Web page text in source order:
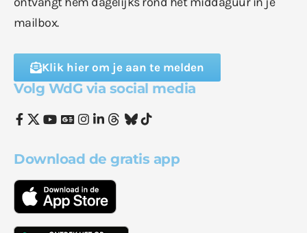
mailbox.
Klik hier om je aan te melden
Volg WdG via social media
Download de gratis app